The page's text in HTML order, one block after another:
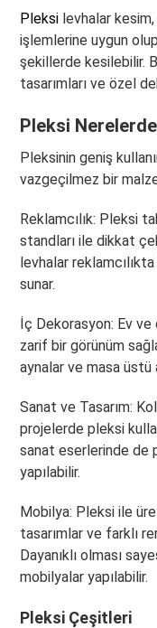
Pleksi levhalar
işlemlerine uygun
şekillerde kesilebilir.
tasarımları ve özel
Pleksi Nerelerde
Pleksinin geniş
vazgeçilmez bir
Reklamcılık: Pleksi
standları ile dikkat
levhalar
sunar.
İç Dekorasyon: Ev
zarif bir görünüm
aynalar ve masa üstü
Sanat ve Tasarım:
projelerde pleksi
sanat eserlerinde de
yapılabilir.
Mobilya: Pleksi ile
tasarımlar ve farklı
Dayanıklı olması
mobilyalar yapılabilir.
Pleksi Çeşitleri